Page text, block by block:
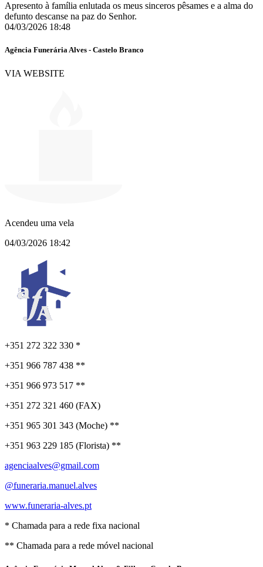
Apresento à família enlutada os meus sinceros pêsames e a alma do
defunto descanse na paz do Senhor.
04/03/2026 18:48
Agência Funerária Alves - Castelo Branco
VIA WEBSITE
Acendeu uma vela
04/03/2026 18:42
+351 272 322 330 *
+351 966 787 438 **
+351 966 973 517 **
+351 272 321 460 (FAX)
+351 965 301 343 (Moche) **
+351 963 229 185 (Florista) **
agenciaalves@gmail.com
@funeraria.manuel.alves
www.funeraria-alves.pt
* Chamada para a rede fixa nacional
** Chamada para a rede móvel nacional